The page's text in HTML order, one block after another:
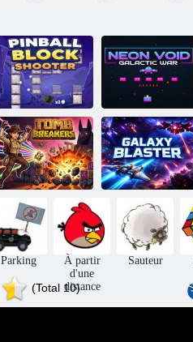
Jeu de tir de bloc
de flipper
Guerre
Galactique Néon
Vide
Briseurs de
Galaxy Blaster
Défendre la
Galaxie
Parking
À partir
d'une
distance
Sauteur
(Total 10)